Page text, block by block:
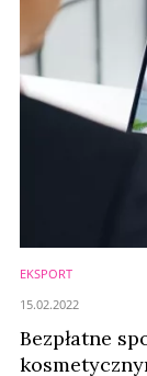
EKSPORT
Bezpłatne
15.02.2022